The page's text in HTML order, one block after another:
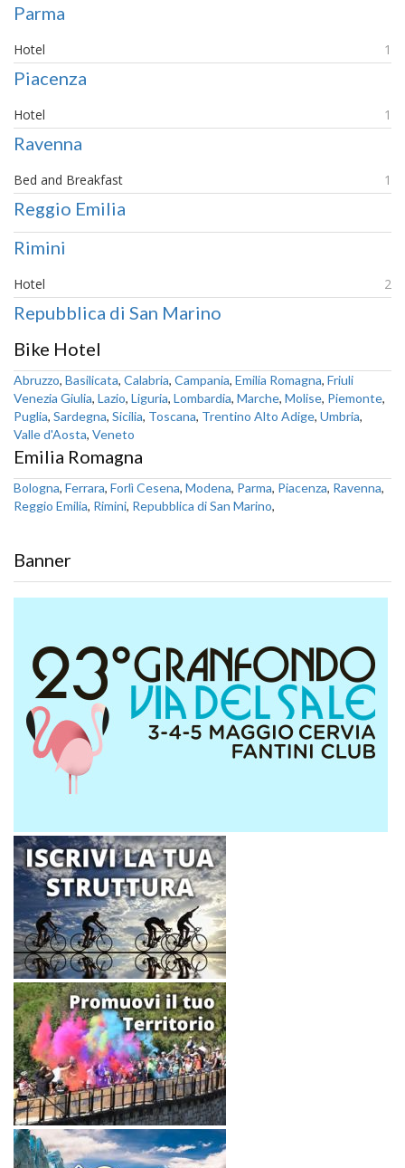
Parma
Hotel 1
Piacenza
Hotel 1
Ravenna
Bed and Breakfast 1
Reggio Emilia
Rimini
Hotel 2
Repubblica di San Marino
Bike Hotel
Abruzzo, Basilicata, Calabria, Campania, Emilia Romagna, Friuli
Venezia Giulia, Lazio, Liguria, Lombardia, Marche, Molise, Piemonte,
Puglia, Sardegna, Sicilia, Toscana, Trentino Alto Adige, Umbria,
Valle d'Aosta, Veneto
Emilia Romagna
Bologna, Ferrara, Forlì Cesena, Modena, Parma, Piacenza, Ravenna,
Reggio Emilia, Rimini, Repubblica di San Marino,
Banner